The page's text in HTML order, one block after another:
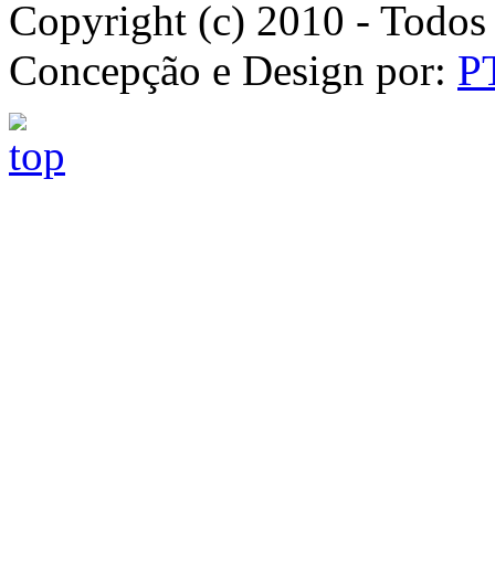
Copyright (c) 2010 -
Concepção e Design por: